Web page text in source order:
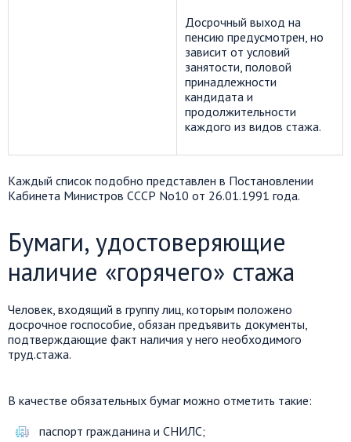
Досрочный выход на
пенсию предусмотрен, но
зависит от условий
занятости, половой
принадлежности
кандидата и
продолжительности
каждого из видов стажа.
Каждый список подобно представлен в Постановлении
Кабинета Министров СССР No10 от 26.01.1991 года.
Бумаги, удостоверяющие
наличие «горячего» стажа
Человек, входящий в группу лиц, которым положено
досрочное госпособие, обязан предъявить документы,
подтверждающие факт наличия у него необходимого
труд.стажа.
В качестве обязательных бумаг можно отметить такие:
паспорт гражданина и СНИЛС;